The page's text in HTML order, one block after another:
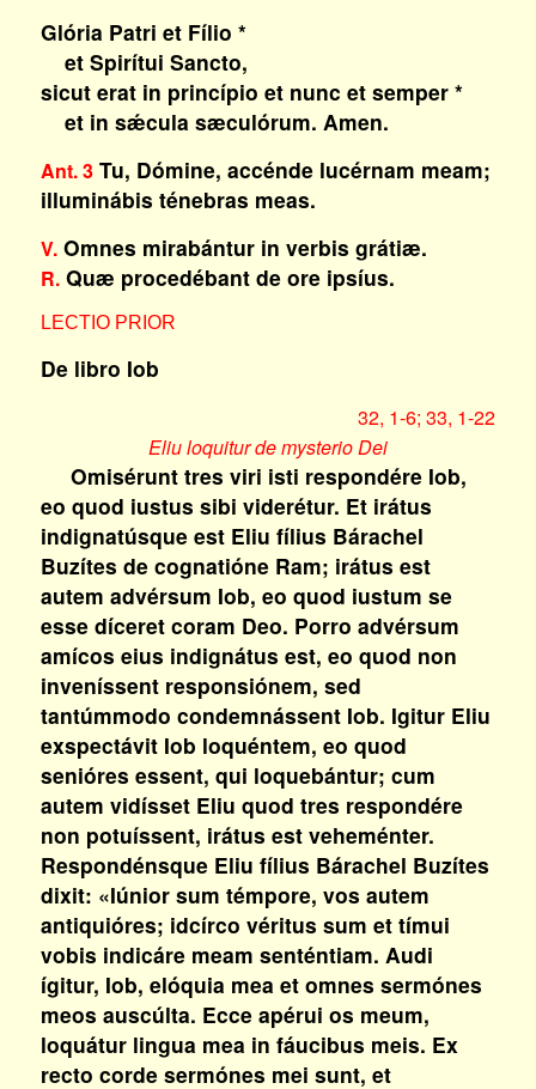
Glória Patri et Fílio *
et Spirítui Sancto,
sicut erat in princípio et nunc et semper *
et in sǽcula sæculórum. Amen.
Ant. 3Tu, Dómine, accénde lucérnam meam;
illuminábis ténebras meas.
V.Omnes mirabántur in verbis grátiæ.
R.Quæ procedébant de ore ipsíus.
LECTIO PRIOR
De libro Iob
32, 1-6; 33, 1-22
Eliu loquitur de mysterio Dei
Omisérunt tres viri isti respondére Iob,
eo quod iustus sibi viderétur. Et irátus
indignatúsque est Eliu fílius Bárachel
Buzítes de cognatióne Ram; irátus est
autem advérsum Iob, eo quod iustum se
esse díceret coram Deo. Porro advérsum
amícos eius indignátus est, eo quod non
inveníssent responsiónem, sed
tantúmmodo condemnássent Iob. Igitur Eliu
exspectávit Iob loquéntem, eo quod
senióres essent, qui loquebántur; cum
autem vidísset Eliu quod tres respondére
non potuíssent, irátus est veheménter.
Respondénsque Eliu fílius Bárachel Buzítes
dixit: «Iúnior sum témpore, vos autem
antiquióres; idcírco véritus sum et tímui
vobis indicáre meam senténtiam. Audi
ígitur, Iob, elóquia mea et omnes sermónes
meos auscúlta. Ecce apérui os meum,
loquátur lingua mea in fáucibus meis. Ex
recto corde sermónes mei sunt, et